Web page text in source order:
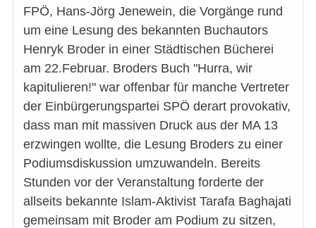
FPÖ, Hans-Jörg Jenewein, die Vorgänge rund
um eine Lesung des bekannten Buchautors
Henryk Broder in einer Städtischen Bücherei
am 22.Februar. Broders Buch "Hurra, wir
kapitulieren!" war offenbar für manche Vertreter
der Einbürgerungspartei SPÖ derart provokativ,
dass man mit massiven Druck aus der MA 13
erzwingen wollte, die Lesung Broders zu einer
Podiumsdiskussion umzuwandeln. Bereits
Stunden vor der Veranstaltung forderte der
allseits bekannte Islam-Aktivist Tarafa Baghajati
gemeinsam mit Broder am Podium zu sitzen,